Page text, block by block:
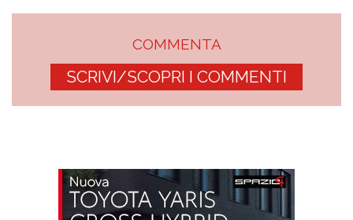
COMMENTA
SCRIVI/SCOPRI I COMMENTI